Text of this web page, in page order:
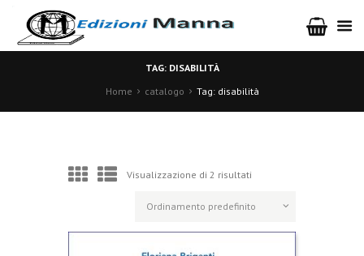
TAG: DISABILITÀ
Home
catalogo Tag: disabilità
Visualizzazione di 2 risultati